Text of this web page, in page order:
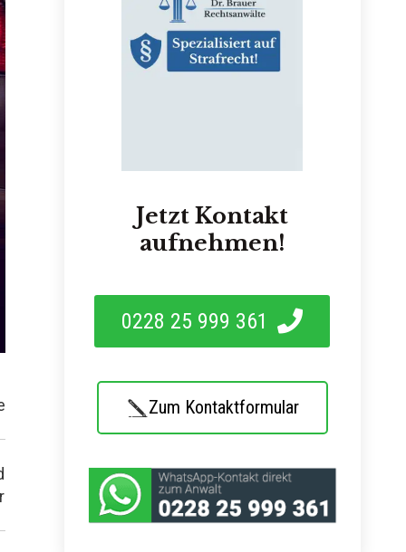
Jetzt Kontakt
aufnehmen!
0228 25 999 361
Zum Kontaktformular